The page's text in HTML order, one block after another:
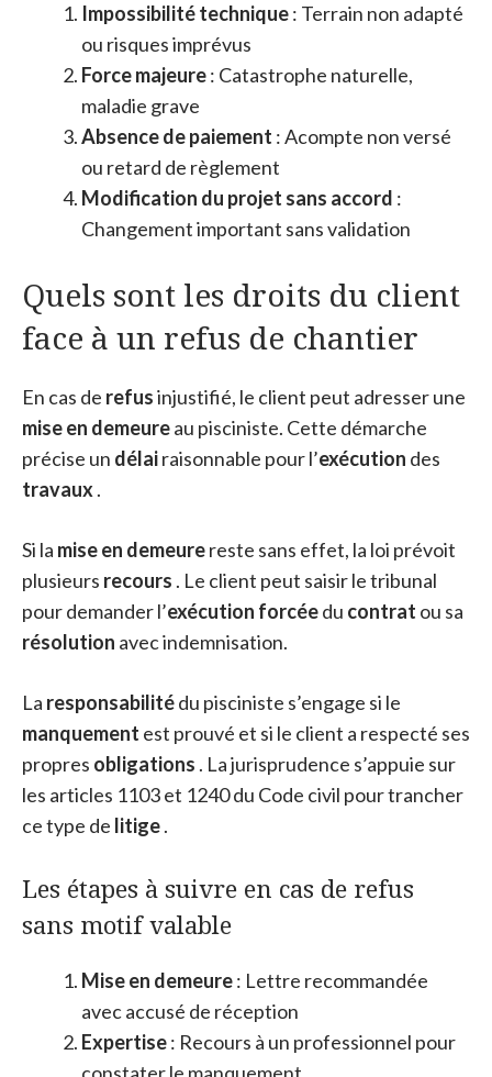
Impossibilité technique: Terrain non adapté
ou risques imprévus
Force majeure: Catastrophe naturelle,
maladie grave
Absence de paiement : Acompte non versé
ou retard de règlement
Modification du projet sans accord :
Changement important sans validation
Quels sont les droits du client
face à un refus de chantier
En cas de refusinjustifié, le client peut adresser une
mise en demeureau pisciniste. Cette démarche
précise un délairaisonnable pour l’exécution des
travaux .
Si la mise en demeurereste sans effet, la loi prévoit
plusieurs recours . Le client peut saisir le tribunal
pour demander l’exécution forcéedu contrat ou sa
résolution avec indemnisation.
La responsabilitédu pisciniste s’engage si le
manquement est prouvé et si le client a respecté ses
propres obligations . La jurisprudence s’appuie sur
les articles 1103 et 1240 du Code civil pour trancher
ce type de litige.
Les étapes à suivre en cas de refus
sans motif valable
Mise en demeure: Lettre recommandée
avec accusé de réception
Expertise: Recours à un professionnel pour